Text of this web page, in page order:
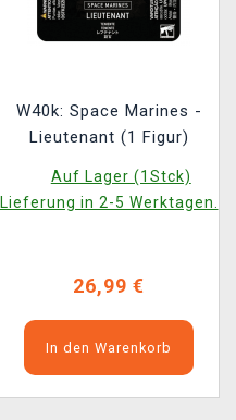
W40k: Space Marines -
Lieutenant (1 Figur)
Auf Lager (1Stck)
Lieferung in 2-5 Werktagen.
26,99 €
In den Warenkorb